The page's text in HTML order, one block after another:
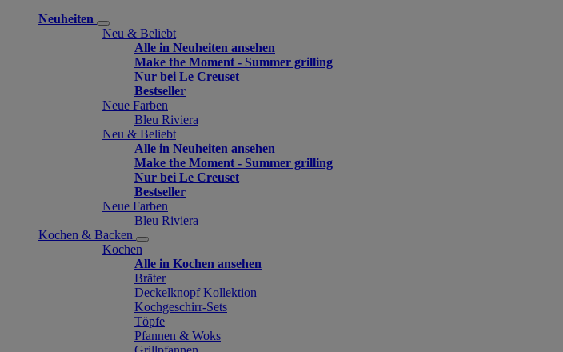
Neuheiten
Neu & Beliebt
Alle in Neuheiten ansehen
Make the Moment - Summer grilling
Nur bei Le Creuset
Bestseller
Neue Farben
Bleu Riviera
Neu & Beliebt
Alle in Neuheiten ansehen
Make the Moment - Summer grilling
Nur bei Le Creuset
Bestseller
Neue Farben
Bleu Riviera
Kochen & Backen
Kochen
Alle in Kochen ansehen
Bräter
Deckelknopf Kollektion
Kochgeschirr-Sets
Töpfe
Pfannen & Woks